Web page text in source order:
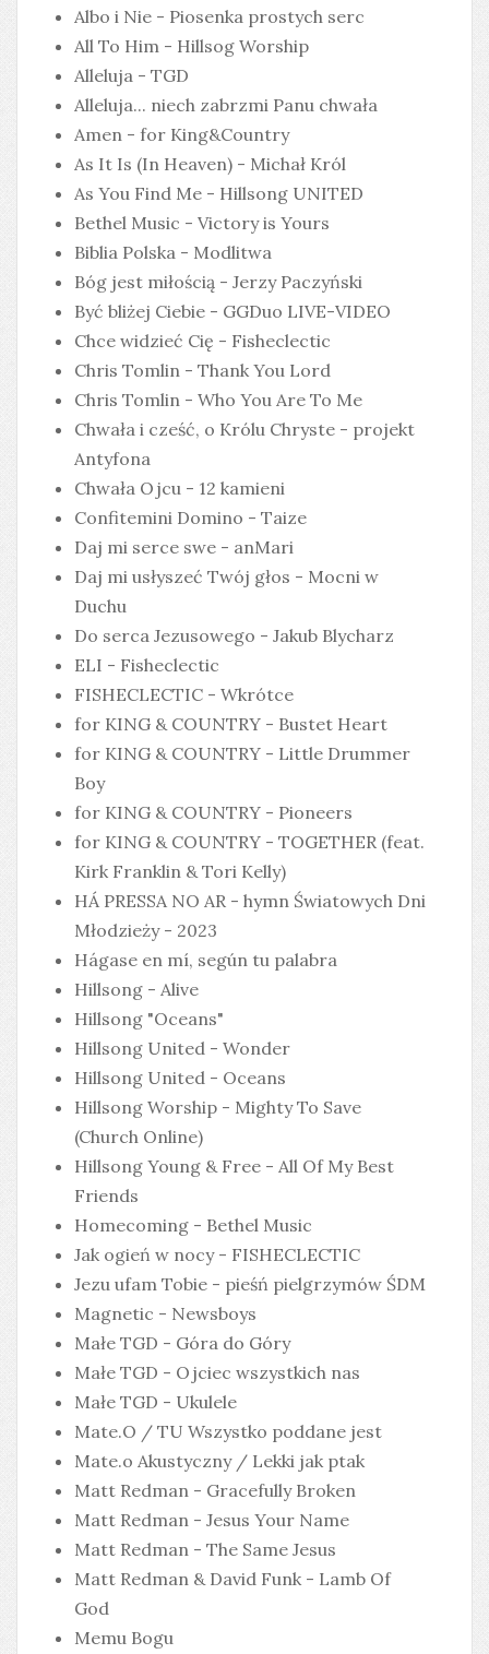
Albo i Nie - Piosenka prostych serc
All To Him - Hillsog Worship
Alleluja - TGD
Alleluja... niech zabrzmi Panu chwała
Amen - for King&Country
As It Is (In Heaven) - Michał Król
As You Find Me - Hillsong UNITED
Bethel Music - Victory is Yours
Biblia Polska - Modlitwa
Bóg jest miłością - Jerzy Paczyński
Być bliżej Ciebie - GGDuo LIVE-VIDEO
Chce widzieć Cię - Fisheclectic
Chris Tomlin - Thank You Lord
Chris Tomlin - Who You Are To Me
Chwała i cześć, o Królu Chryste - projekt
Antyfona
Chwała Ojcu - 12 kamieni
Confitemini Domino - Taize
Daj mi serce swe - anMari
Daj mi usłyszeć Twój głos - Mocni w
Duchu
Do serca Jezusowego - Jakub Blycharz
ELI - Fisheclectic
FISHECLECTIC - Wkrótce
for KING & COUNTRY - Bustet Heart
for KING & COUNTRY - Little Drummer
Boy
for KING & COUNTRY - Pioneers
for KING & COUNTRY - TOGETHER (feat.
Kirk Franklin & Tori Kelly)
HÁ PRESSA NO AR - hymn Światowych Dni
Młodzieży - 2023
Hágase en mí, según tu palabra
Hillsong - Alive
Hillsong "Oceans"
Hillsong United - Wonder
Hillsong United - Oceans
Hillsong Worship - Mighty To Save
(Church Online)
Hillsong Young & Free - All Of My Best
Friends
Homecoming - Bethel Music
Jak ogień w nocy - FISHECLECTIC
Jezu ufam Tobie - pieśń pielgrzymów ŚDM
Magnetic - Newsboys
Małe TGD - Góra do Góry
Małe TGD - Ojciec wszystkich nas
Małe TGD - Ukulele
Mate.O / TU Wszystko poddane jest
Mate.o Akustyczny / Lekki jak ptak
Matt Redman - Gracefully Broken
Matt Redman - Jesus Your Name
Matt Redman - The Same Jesus
Matt Redman & David Funk - Lamb Of
God
Memu Bogu